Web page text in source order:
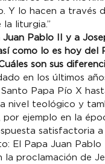
Y lo hacen a través
liturgia.”
Pablo II y a
como lo es hoy del
son sus
en los últimos
Papa Pío X
nivel teológico y
ejemplo en la
satisfactoria
El Papa Juan
proclamación de